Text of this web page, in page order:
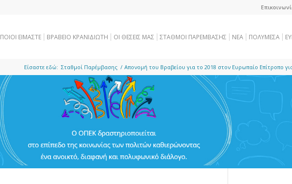
ΠΟΙΟΙ ΕΙΜΑΣΤΕ ΒΡΑΒΕΙΟ ΚΡΑΝΙΔΙΩΤΗ OI ΘΕΣΕΙΣ ΜΑΣ ΣΤΑΘΜΟΙ ΠΑΡΕΜΒΑΣΗΣ NEA ΠΟΛΥΜΕΣΑ
Είσαστε εδώ: Σταθμοί Παρέμβασης / Απονομή του Βραβείου για το 2018 στον Ευρωπαίο Επίτροπο